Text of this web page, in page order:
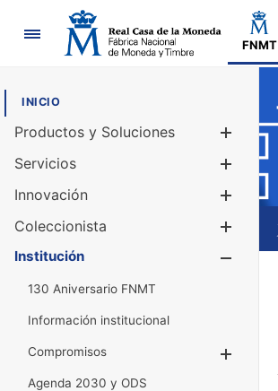
Navegación
FNMT
INICIO
Productos y Soluciones
Servicios
Innovación
Coleccionista
Institución
130 Aniversario FNMT
Información institucional
Compromisos
Agenda 2030 y ODS